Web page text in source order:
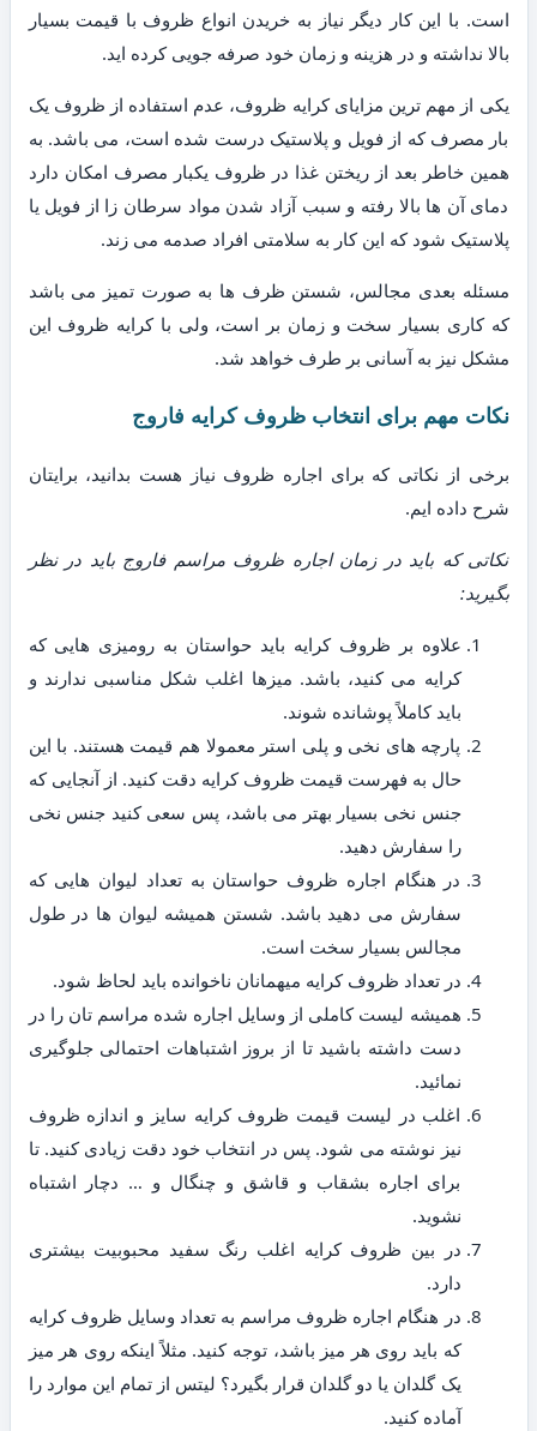
است. با این کار دیگر نیاز به خریدن انواع ظروف با قیمت بسیار
بالا نداشته و در هزینه و زمان خود صرفه جویی کرده اید.
یکی از مهم ترین مزایای کرایه ظروف، عدم استفاده از ظروف یک
بار مصرف که از فویل و پلاستیک درست شده است، می باشد. به
همین خاطر بعد از ریختن غذا در ظروف یکبار مصرف امکان دارد
دمای آن ها بالا رفته و سبب آزاد شدن مواد سرطان زا از فویل یا
پلاستیک شود که این کار به سلامتی افراد صدمه می زند.
مسئله بعدی مجالس، شستن ظرف ها به صورت تمیز می باشد
که کاری بسیار سخت و زمان بر است، ولی با کرایه ظروف این
مشکل نیز به آسانی بر طرف خواهد شد.
نکات مهم برای انتخاب ظروف کرایه فاروج
برخی از نکاتی که برای اجاره ظروف نیاز هست بدانید، برایتان
شرح داده ایم.
نکاتی که باید در زمان اجاره ظروف مراسم فاروج باید در نظر
بگیرید:
علاوه بر ظروف کرایه باید حواستان به رومیزی هایی که
کرایه می کنید، باشد. میزها اغلب شکل مناسبی ندارند و
باید کاملاً پوشانده شوند.
پارچه های نخی و پلی استر معمولا هم قیمت هستند. با این
حال به فهرست قیمت ظروف کرایه دقت کنید. از آنجایی که
جنس نخی بسیار بهتر می باشد، پس سعی کنید جنس نخی
را سفارش دهید.
در هنگام اجاره ظروف حواستان به تعداد لیوان هایی که
سفارش می دهید باشد. شستن همیشه لیوان ها در طول
مجالس بسیار سخت است.
در تعداد ظروف کرایه میهمانان ناخوانده باید لحاظ شود.
همیشه لیست کاملی از وسایل اجاره شده مراسم تان را در
دست داشته باشید تا از بروز اشتباهات احتمالی جلوگیری
نمائید.
اغلب در لیست قیمت ظروف کرایه سایز و اندازه ظروف
نیز نوشته می شود. پس در انتخاب خود دقت زیادی کنید. تا
برای اجاره بشقاب و قاشق و چنگال و … دچار اشتباه
نشوید.
در بین ظروف کرایه اغلب رنگ سفید محبوبیت بیشتری
دارد.
در هنگام اجاره ظروف مراسم به تعداد وسایل ظروف کرایه
که باید روی هر میز باشد، توجه کنید. مثلاً اینکه روی هر میز
یک گلدان یا دو گلدان قرار بگیرد؟ لیتس از تمام این موارد را
آماده کنید.